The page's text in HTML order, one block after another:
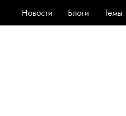
Новости Блоги Темы
Стиль